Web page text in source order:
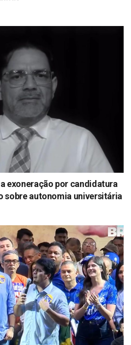
exoneração por candidatura
sobre autonomia universitária